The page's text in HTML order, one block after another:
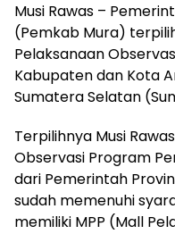
Musi Rawas –
(Pemkab Mura)
Pelaksanaan
Kabupaten dan Kota
Sumatera Selatan
Terpilihnya Musi
Observasi Program
dari Pemerintah
sudah memenuhi
memiliki MPP (Mall